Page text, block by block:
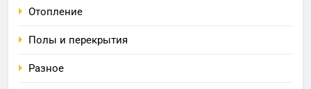
Отопление
Полы и перекрытия
Разное